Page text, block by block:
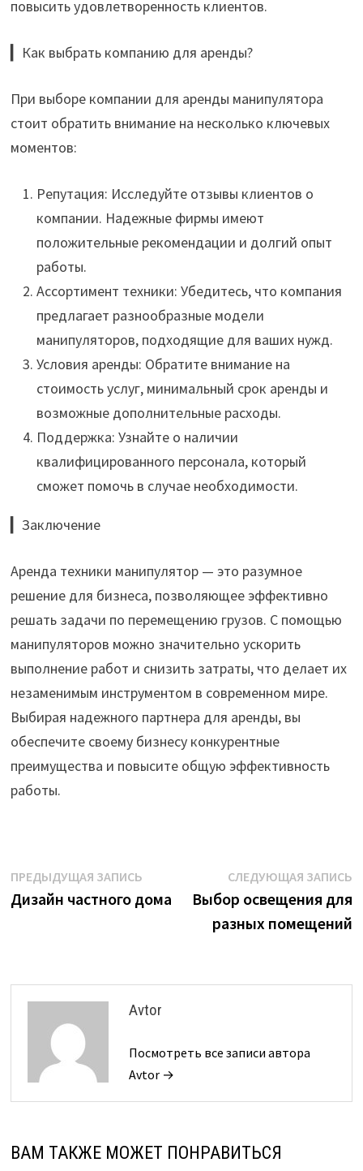
повысить удовлетворенность клиентов.
▎Как выбрать компанию для аренды?
При выборе компании для аренды манипулятора
стоит обратить внимание на несколько ключевых
моментов:
Репутация: Исследуйте отзывы клиентов о
компании. Надежные фирмы имеют
положительные рекомендации и долгий опыт
работы.
Ассортимент техники: Убедитесь, что компания
предлагает разнообразные модели
манипуляторов, подходящие для ваших нужд.
Условия аренды: Обратите внимание на
стоимость услуг, минимальный срок аренды и
возможные дополнительные расходы.
Поддержка: Узнайте о наличии
квалифицированного персонала, который
сможет помочь в случае необходимости.
▎Заключение
Аренда техники манипулятор — это разумное
решение для бизнеса, позволяющее эффективно
решать задачи по перемещению грузов. С помощью
манипуляторов можно значительно ускорить
выполнение работ и снизить затраты, что делает их
незаменимым инструментом в современном мире.
Выбирая надежного партнера для аренды, вы
обеспечите своему бизнесу конкурентные
преимущества и повысите общую эффективность
работы.
Навигация
по
ПРЕДЫДУЩАЯ ЗАПИСЬПредыдущая
запись:
Дизайн частного дома
СЛЕДУЮЩАЯ ЗАПИСЬ
Выбор освещения для
разных помещений
Avtor
Посмотреть все записи автора
Avtor →
ВАМ ТАКЖЕ МОЖЕТ ПОНРАВИТЬСЯ